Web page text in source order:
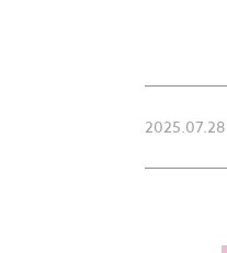
2025.07.28